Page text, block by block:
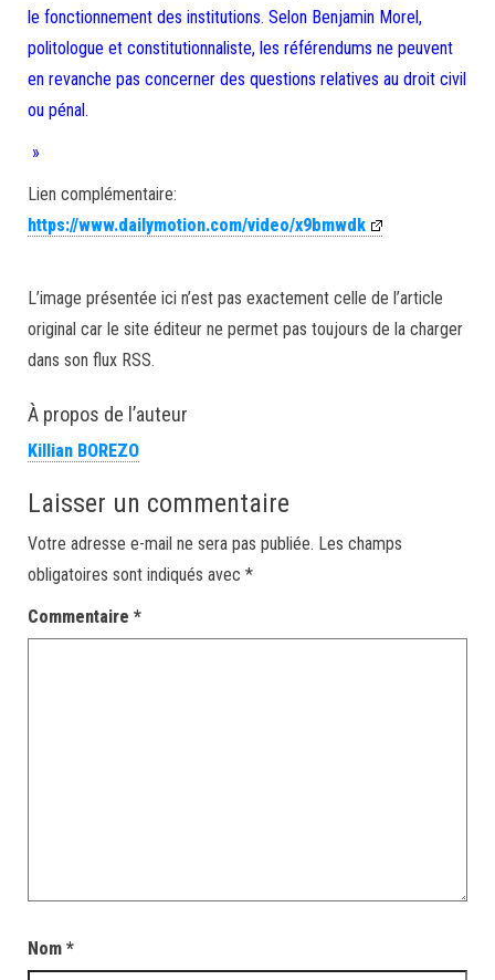
le fonctionnement des institutions. Selon Benjamin Morel,
politologue et constitutionnaliste, les référendums ne peuvent
en revanche pas concerner des questions relatives au droit civil
ou pénal.
»
Lien complémentaire:
https://www.dailymotion.com/video/x9bmwdk
L’image présentée ici n’est pas exactement celle de l’article
original car le site éditeur ne permet pas toujours de la charger
dans son flux RSS.
À propos de l’auteur
Killian BOREZO
Laisser un commentaire
Votre adresse e-mail ne sera pas publiée. Les champs
obligatoires sont indiqués avec *
Commentaire *
Nom *